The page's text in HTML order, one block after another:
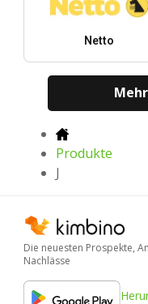
Netto
Produkte
J
Die neuesten Prospekte,
Nachlässe